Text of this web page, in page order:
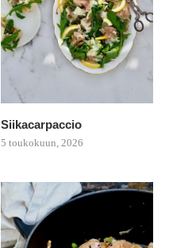
Siikacarpaccio
5 toukokuun, 2026